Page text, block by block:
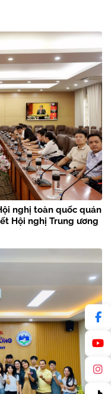
nghị toàn quốc quán
Hội nghị Trung ương